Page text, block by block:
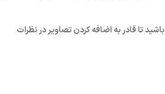
تا قادر به اضافه کردن تصاویر در نظرات